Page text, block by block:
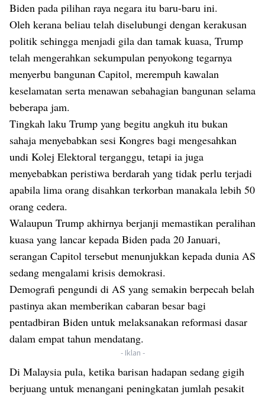
Biden pada pilihan raya negara itu baru-baru ini.
Oleh kerana beliau telah diselubungi dengan kerakusan
politik sehingga menjadi gila dan tamak kuasa, Trump
telah mengerahkan sekumpulan penyokong tegarnya
menyerbu bangunan Capitol, merempuh kawalan
keselamatan serta menawan sebahagian bangunan selama
beberapa jam.
Tingkah laku Trump yang begitu angkuh itu bukan
sahaja menyebabkan sesi Kongres bagi mengesahkan
undi Kolej Elektoral terganggu, tetapi ia juga
menyebabkan peristiwa berdarah yang tidak perlu terjadi
apabila lima orang disahkan terkorban manakala lebih 50
orang cedera.
Walaupun Trump akhirnya berjanji memastikan peralihan
kuasa yang lancar kepada Biden pada 20 Januari,
serangan Capitol tersebut menunjukkan kepada dunia AS
sedang mengalami krisis demokrasi.
Demografi pengundi di AS yang semakin berpecah belah
pastinya akan memberikan cabaran besar bagi
pentadbiran Biden untuk melaksanakan reformasi dasar
dalam empat tahun mendatang.
- Iklan -
Di Malaysia pula, ketika barisan hadapan sedang gigih
berjuang untuk menangani peningkatan jumlah pesakit